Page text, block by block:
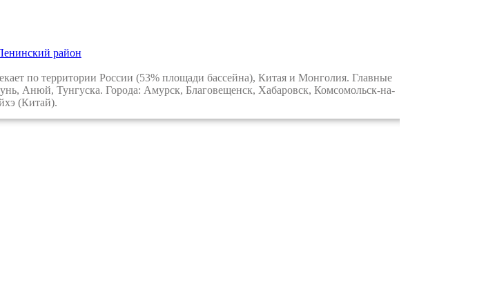
район
по территории России (53% площади бассейна), Китая и Монголия. Главные
Анюй, Тунгуска. Города: Амурск, Благовещенск, Хабаровск, Комсомольск-на-
(Китай).